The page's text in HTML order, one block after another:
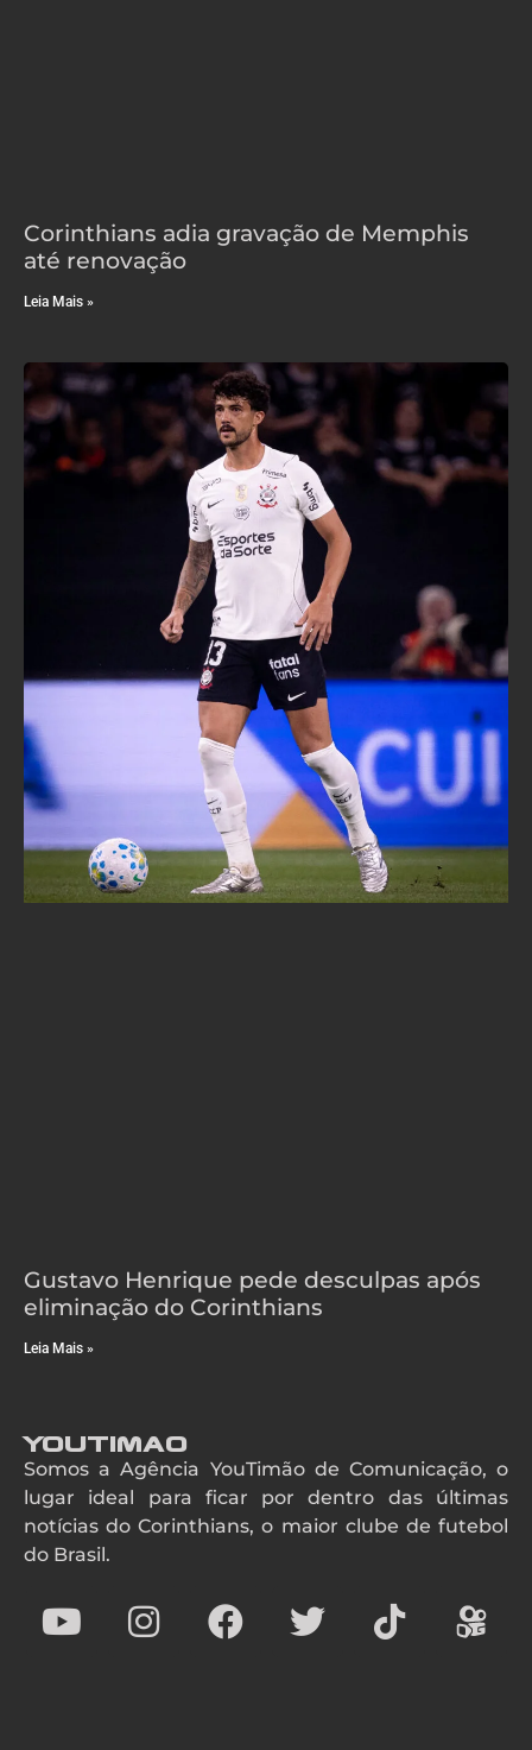
Corinthians adia gravação de Memphis
até renovação
Leia Mais »
Gustavo Henrique pede desculpas após
eliminação do Corinthians
Leia Mais »
YouTimao
Somos a Agência YouTimão de Comunicação, o
lugar ideal para ficar por dentro das últimas
notícias do Corinthians, o maior clube de futebol
do Brasil.